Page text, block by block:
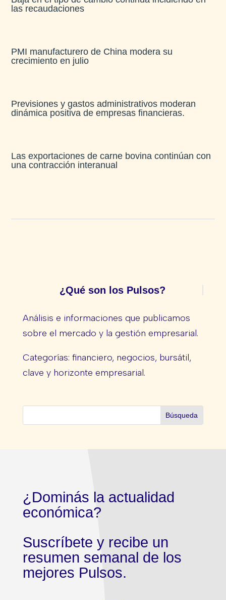
las recaudaciones​
PMI manufacturero de China modera su
crecimiento en julio​
Previsiones y gastos administrativos moderan
dinámica positiva de empresas financieras​.
Las exportaciones de carne bovina continúan con
una contracción interanual
¿Qué son los Pulsos?
Análisis e informaciones que publicamos
sobre el mercado y la gestión empresarial.
Categorías: financiero, negocios, bursátil,
clave y horizonte empresarial.
¿Dominás la actualidad
económica?
Suscríbete y recibe un
resumen semanal de los
mejores Pulsos.